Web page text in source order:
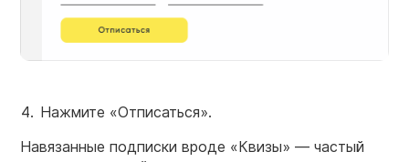
Нажмите «Отписаться».
Навязанные подписки вроде «Квизы» — частый